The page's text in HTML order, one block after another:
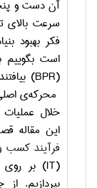
آن دست و
سرعت بالای
فکر بهبود
است بگوییم
(BPR)
محرکه‌ی
خلال عملیات
این مقاله
فرآیند کسب
(IT) بر روی
بپردازیم.